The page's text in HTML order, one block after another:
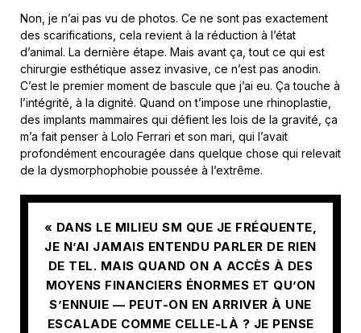
Non, je n’ai pas vu de photos. Ce ne sont pas exactement
des scarifications, cela revient à la réduction à l’état
d’animal. La dernière étape. Mais avant ça, tout ce qui est
chirurgie esthétique assez invasive, ce n’est pas anodin.
C’est le premier moment de bascule que j’ai eu. Ça touche à
l’intégrité, à la dignité. Quand on t’impose une rhinoplastie,
des implants mammaires qui défient les lois de la gravité, ça
m’a fait penser à Lolo Ferrari et son mari, qui l’avait
profondément encouragée dans quelque chose qui relevait
de la dysmorphophobie poussée à l’extrême.
« DANS LE MILIEU SM QUE JE FRÉQUENTE,
JE N’AI JAMAIS ENTENDU PARLER DE RIEN
DE TEL. MAIS QUAND ON A ACCÈS À DES
MOYENS FINANCIERS ÉNORMES ET QU’ON
S’ENNUIE — PEUT-ON EN ARRIVER À UNE
ESCALADE COMME CELLE-LÀ ? JE PENSE